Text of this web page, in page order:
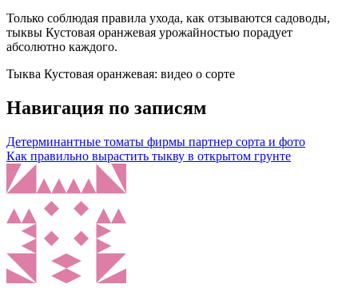
Только соблюдая правила ухода, как отзываются садоводы,
тыквы Кустовая оранжевая урожайностью порадует
абсолютно каждого.
Тыква Кустовая оранжевая: видео о сорте
Навигация по записям
Детерминантные томаты фирмы партнер сорта и фото
Как правильно вырастить тыкву в открытом грунте